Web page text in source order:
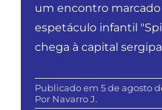
um encontro marcado
espetáculo infantil
chega à capital
Publicado em 5 de agosto
Por Navarro J.